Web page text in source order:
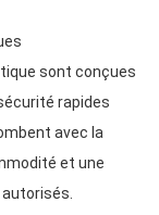
sont conçues
rapides
avec la
et une